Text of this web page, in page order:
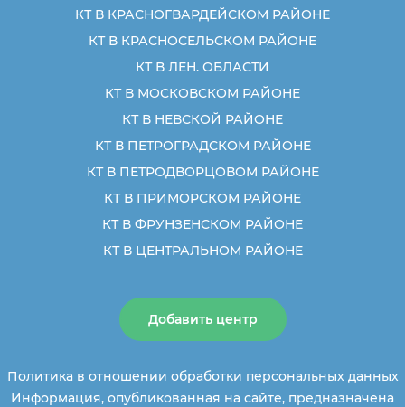
КТ В КРАСНОГВАРДЕЙСКОМ РАЙОНЕ
КТ В КРАСНОСЕЛЬСКОМ РАЙОНЕ
КТ В ЛЕН. ОБЛАСТИ
КТ В МОСКОВСКОМ РАЙОНЕ
КТ В НЕВСКОЙ РАЙОНЕ
КТ В ПЕТРОГРАДСКОМ РАЙОНЕ
КТ В ПЕТРОДВОРЦОВОМ РАЙОНЕ
КТ В ПРИМОРСКОМ РАЙОНЕ
КТ В ФРУНЗЕНСКОМ РАЙОНЕ
КТ В ЦЕНТРАЛЬНОМ РАЙОНЕ
Добавить центр
Политика в отношении обработки персональных данных
Информация, опубликованная на сайте, предназначена